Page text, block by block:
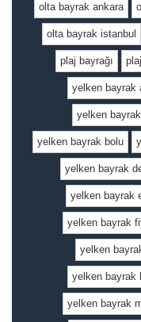
olta bayrak ankara
olta bayrak istanbul
plaj bayrağı
yelken bayrak
yelken
yelken bayrak bolu
yelken bayrak
yelken bayrak
yelken bayrak
yelken
yelken bayrak
yelken bayrak